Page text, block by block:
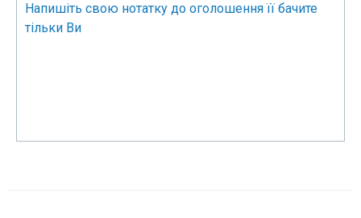
Напишіть свою нотатку до оголошення її бачите
тільки Ви